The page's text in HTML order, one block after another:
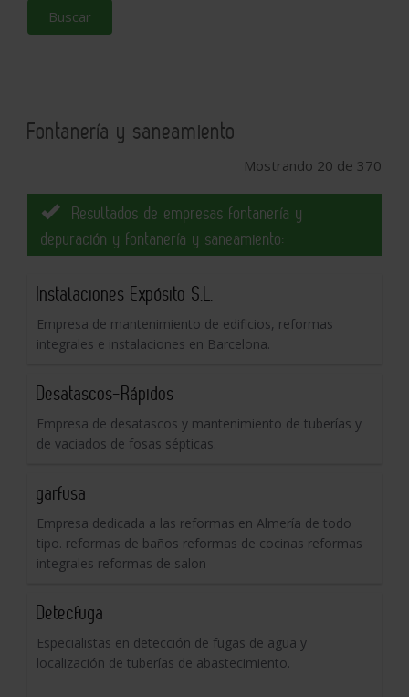
Buscar
Fontanería y saneamiento
Mostrando 20 de 370
Resultados de empresas fontanería y
depuración y fontanería y saneamiento:
Instalaciones Expósito S.L.
Empresa de mantenimiento de edificios, reformas
integrales e instalaciones en Barcelona.
Desatascos-Rápidos
Empresa de desatascos y mantenimiento de tuberías y
de vaciados de fosas sépticas.
garfusa
Empresa dedicada a las reformas en Almería de todo
tipo. reformas de baños reformas de cocinas reformas
integrales reformas de salon
Detecfuga
Especialistas en detección de fugas de agua y
localización de tuberías de abastecimiento.